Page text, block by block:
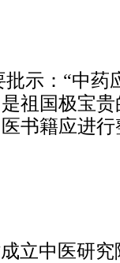
示：“中药
祖国极宝
书籍应进
立中医研究